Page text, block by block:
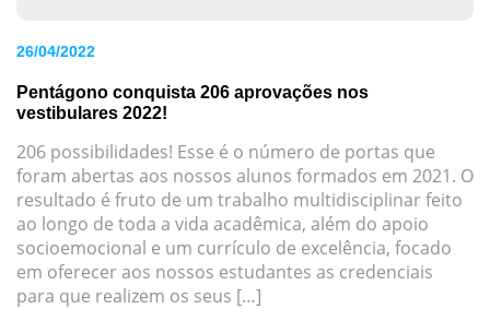
26/04/2022
Pentágono conquista 206 aprovações nos
vestibulares 2022!
206 possibilidades! Esse é o número de portas que
foram abertas aos nossos alunos formados em 2021. O
resultado é fruto de um trabalho multidisciplinar feito
ao longo de toda a vida acadêmica, além do apoio
socioemocional e um currículo de excelência, focado
em oferecer aos nossos estudantes as credenciais
para que realizem os seus […]